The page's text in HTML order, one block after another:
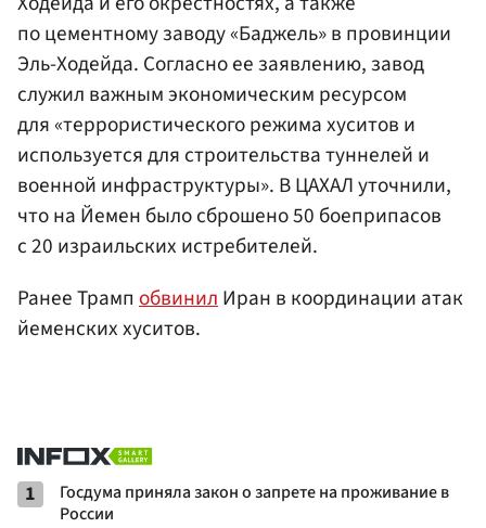
по цементному заводу «Баджель» в провинции
Эль-Ходейда. Согласно ее заявлению, завод
служил важным экономическим ресурсом
для «террористического режима хуситов и
используется для строительства туннелей и
военной инфраструктуры». В ЦАХАЛ уточнили,
что на Йемен было сброшено 50 боеприпасов
с 20 израильских истребителей.
Ранее Трамп обвинил Иран в координации атак
йеменских хуситов.
1
Госдума приняла закон о запрете на проживание в
России